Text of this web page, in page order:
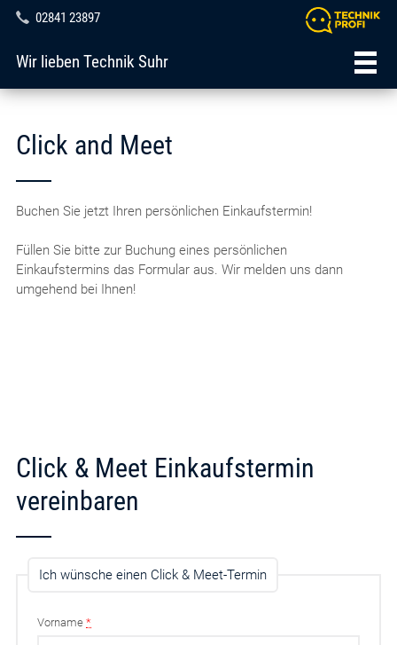
02841 23897
Wir lieben Technik Suhr
Click and Meet
Buchen Sie jetzt Ihren persönlichen Einkaufstermin!
Füllen Sie bitte zur Buchung eines persönlichen
Einkaufstermins das Formular aus. Wir melden uns dann
umgehend bei Ihnen!
Click & Meet Einkaufstermin
vereinbaren
Ich wünsche einen Click & Meet-Termin
Vorname*